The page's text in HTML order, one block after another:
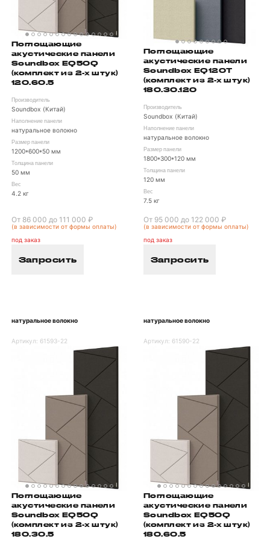
Поглощающие
акустические панели
Soundbox EQ50Q
(комплект из 2-х штук)
120.60.5
Производитель
Soundbox (Китай)
Наполнение панели
натуральное волокно
Размер панели
1200*600*50 мм
Толщина панели
50 мм
Вес
4.2 кг
От 86 000 до 111 000 ₽
(в зависимости от формы оплаты)
под заказ
Запросить
Поглощающие
акустические панели
Soundbox EQ120T
(комплект из 2-х штук)
180.30.120
Производитель
Soundbox (Китай)
Наполнение панели
натуральное волокно
Размер панели
1800*300*120 мм
Толщина панели
120 мм
Вес
7.5 кг
От 95 000 до 122 000 ₽
(в зависимости от формы оплаты)
под заказ
Запросить
натуральное волокно
Артикул: 61593-22
Поглощающие
акустические панели
Soundbox EQ50Q
(комплект из 2-х штук)
180.30.5
натуральное волокно
Артикул: 61590-22
Поглощающие
акустические панели
Soundbox EQ50Q
(комплект из 2-х штук)
180.60.5